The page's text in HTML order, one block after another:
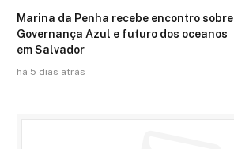
Marina da Penha recebe encontro sobre
Governança Azul e futuro dos oceanos
em Salvador
há 5 dias atrás